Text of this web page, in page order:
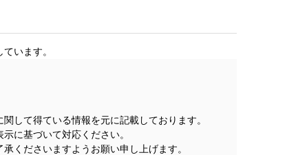
います。
して得ている情報を元に記載しております。
に基づいて対応ください。
くださいますようお願い申し上げます。